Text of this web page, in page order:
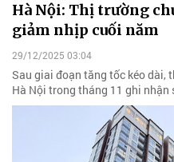
Hà Nội: Thị trường
giảm nhịp cuối năm
29/12/2025 03:04
Sau giai đoạn tăng tốc kéo dài,
Hà Nội trong tháng 11 ghi nhận